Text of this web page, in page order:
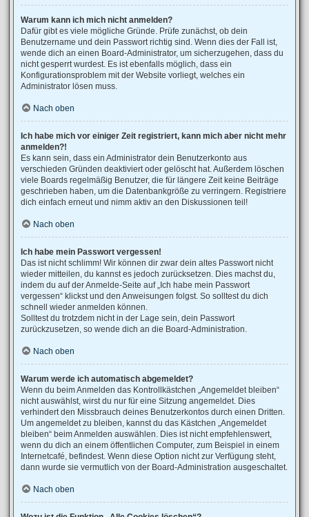
Warum kann ich mich nicht anmelden?
Dafür gibt es viele mögliche Gründe. Prüfe zunächst, ob dein
Benutzername und dein Passwort richtig sind. Wenn dies der Fall ist,
wende dich an einen Board-Administrator, um sicherzugehen, dass du
nicht gesperrt wurdest. Es ist ebenfalls möglich, dass ein
Konfigurationsproblem mit der Website vorliegt, welches ein
Administrator lösen muss.
Nach oben
Ich habe mich vor einiger Zeit registriert, kann mich aber nicht mehr
anmelden?!
Es kann sein, dass ein Administrator dein Benutzerkonto aus
verschieden Gründen deaktiviert oder gelöscht hat. Außerdem löschen
viele Boards regelmäßig Benutzer, die für längere Zeit keine Beiträge
geschrieben haben, um die Datenbankgröße zu verringern. Registriere
dich einfach erneut und nimm aktiv an den Diskussionen teil!
Nach oben
Ich habe mein Passwort vergessen!
Das ist nicht schlimm! Wir können dir zwar dein altes Passwort nicht
wieder mitteilen, du kannst es jedoch zurücksetzen. Dies machst du,
indem du auf der Anmelde-Seite auf „Ich habe mein Passwort
vergessen“ klickst und den Anweisungen folgst. So solltest du dich
schnell wieder anmelden können.
Solltest du trotzdem nicht in der Lage sein, dein Passwort
zurückzusetzen, so wende dich an die Board-Administration.
Nach oben
Warum werde ich automatisch abgemeldet?
Wenn du beim Anmelden das Kontrollkästchen „Angemeldet bleiben“
nicht auswählst, wirst du nur für eine Sitzung angemeldet. Dies
verhindert den Missbrauch deines Benutzerkontos durch einen Dritten.
Um angemeldet zu bleiben, kannst du das Kästchen „Angemeldet
bleiben“ beim Anmelden auswählen. Dies ist nicht empfehlenswert,
wenn du dich an einem öffentlichen Computer, zum Beispiel in einem
Internetcafé, befindest. Wenn diese Option nicht zur Verfügung steht,
dann wurde sie vermutlich von der Board-Administration ausgeschaltet.
Nach oben